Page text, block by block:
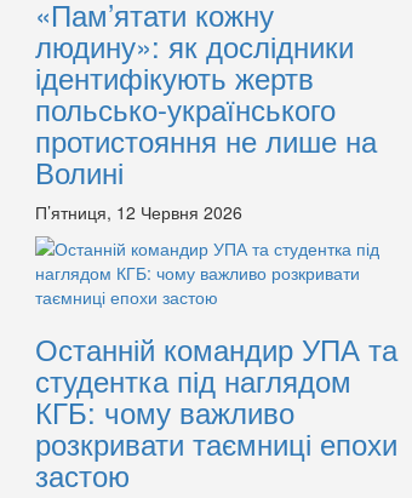
«Пам’ятати кожну
людину»: як дослідники
ідентифікують жертв
польсько-українського
протистояння не лише на
Волині
П’ятниця, 12 Червня 2026
Останній командир УПА та
студентка під наглядом
КГБ: чому важливо
розкривати таємниці епохи
застою